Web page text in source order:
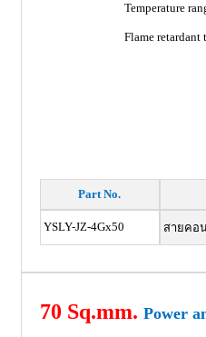
Temperature
Flame retardant
Part No.
YSLY-JZ-4Gx50 สายคอน
70 Sq.mm. Power